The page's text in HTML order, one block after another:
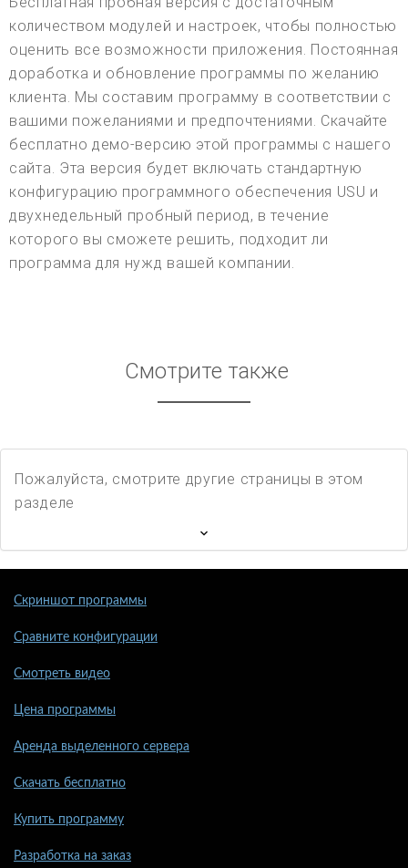
количеством модулей и настроек, чтобы полностью
оценить все возможности приложения. Постоянная
доработка и обновление программы по желанию
клиента. Мы составим программу в соответствии с
вашими пожеланиями и предпочтениями. Скачайте
бесплатно демо-версию этой программы с нашего
сайта. Эта версия будет включать стандартную
конфигурацию программного обеспечения USU и
двухнедельный пробный период, в течение
которого вы сможете решить, подходит ли
программа для нужд вашей компании.
Смотрите также
Пожалуйста, смотрите другие страницы в этом
разделе
Скриншот программы
Сравните конфигурации
Смотреть видео
Цена программы
Аренда выделенного сервера
Скачать бесплатно
Купить программу
Разработка на заказ